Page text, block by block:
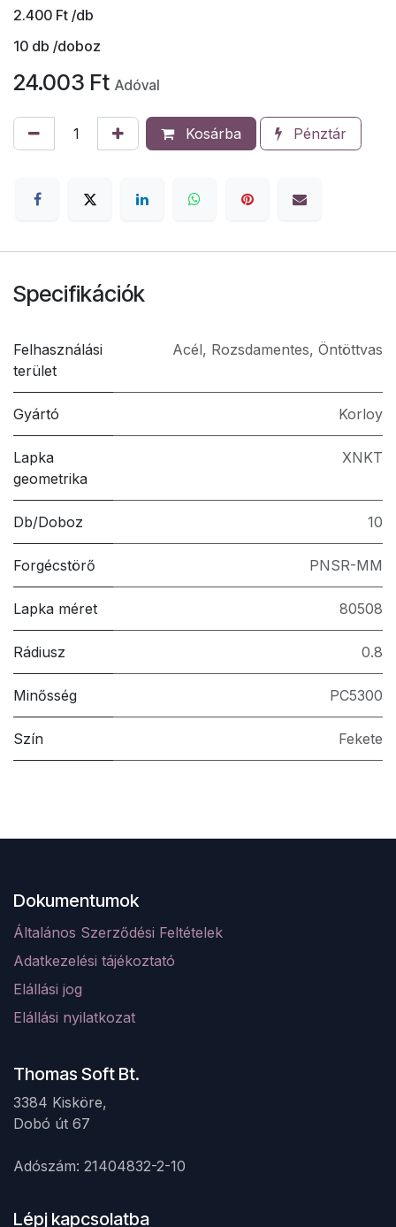
2.400 Ft /db
10 db /doboz
24.003 Ft Adóval
Kosárba Pénztár
Specifikációk
Felhasználási
terület
Acél, Rozsdamentes, Öntöttvas
Gyártó Korloy
Lapka
geometrika
XNKT
Db/Doboz 10
Forgécstörő PNSR-MM
Lapka méret 80508
Rádiusz 0.8
Minősség PC5300
Szín Fekete
Dokumentumok
Általános Szerződési Feltételek
Adatkezelési tájékoztató
Elállási jog
Elállási nyilatkozat
Thomas Soft Bt.
3384 Kisköre,
Dobó út 67 ​
Adószám: 21404832-2-10
Lépj kapcsolatba